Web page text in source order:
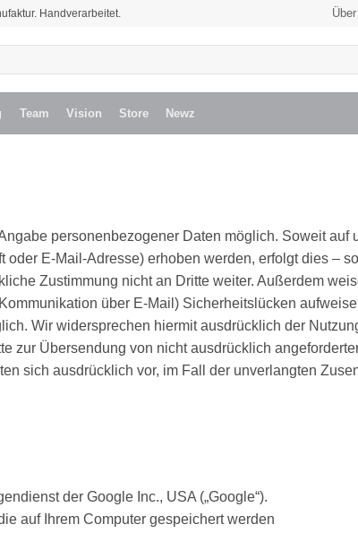
Handverarbeitet.
Team Vision Store Newz
personenbezogener Daten möglich. Soweit auf
E-Mail-Adresse) erhoben werden, erfolgt dies –
Zustimmung nicht an Dritte weiter. Außerdem
über E-Mail) Sicherheitslücken
Wir widersprechen hiermit ausdrücklich der
zur Übersendung von nicht ausdrücklich
sich ausdrücklich vor, im Fall der unverlangten
der Google Inc., USA („Google“).
auf Ihrem Computer gespeichert werden